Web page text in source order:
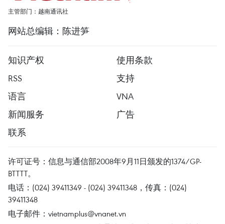
主管部门：越南通讯社
网站总编辑：陈进笋
知识产权
使用条款
RSS
支持
语言
VNA
新闻服务
广告
联系
许可证号：信息与通信部2008年9月11日颁发的1374/GP-
BTTTT。
电话：(024) 39411349 - (024) 39411348，传真：(024)
39411348
电子邮件： vietnamplus@vnanet.vn